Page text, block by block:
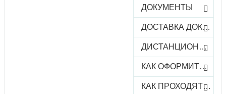
ДОКУМЕНТЫ
ДОСТАВКА ДОКУМЕНТОВ
ДИСТАНЦИОННОЕ ОБУЧЕНИЕ
КАК ОФОРМИТЬ ЗАКАЗ КУРСА
КАК ПРОХОДЯТ ОНЛАЙН-КУРСЫ